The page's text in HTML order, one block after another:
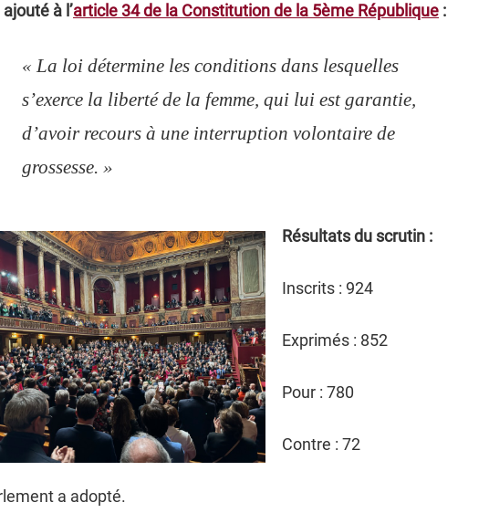
à l’article 34 de la Constitution de la 5ème République :
« La loi détermine les conditions dans lesquelles
s’exerce la liberté de la femme, qui lui est garantie,
d’avoir recours à une interruption volontaire de
grossesse. »
Résultats du scrutin :
Inscrits : 924
Exprimés : 852
Pour : 780
Contre : 72
a adopté.